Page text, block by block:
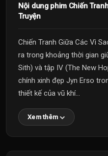
Nội dung phim Chiến
Truyện
Chiến Tranh Giữa Các Vì
ra trong khoảng thời gian
Sith) và tập IV (The New
chính xinh đẹp Jyn Erso
thiết kế của vũ khí...
Xem thêm